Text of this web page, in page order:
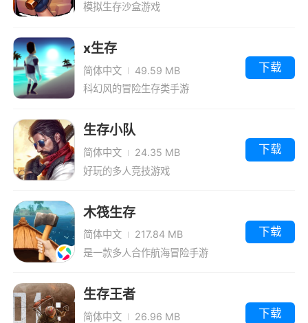
模拟生存沙盒游戏
x生存
简体中文
49.59 MB
科幻风的冒险生存类手游
下载
生存小队
简体中文
24.35 MB
好玩的多人竞技游戏
下载
木筏生存
简体中文
217.84 MB
是一款多人合作航海冒险手游
下载
生存王者
简体中文
26.96 MB
下载